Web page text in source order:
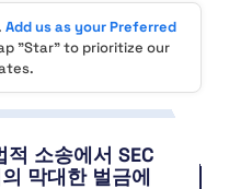
Add us as your Preferred
"Star" to prioritize our
소송에서 SEC
막대한 벌금에